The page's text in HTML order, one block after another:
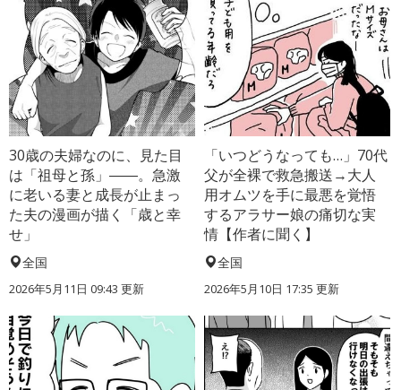
30歳の夫婦なのに、見た目
は「祖母と孫」――。急激
に老いる妻と成長が止まっ
た夫の漫画が描く「歳と幸
せ」
全国
2026年5月11日 09:43 更新
「いつどうなっても…」70代
父が全裸で救急搬送→大人
用オムツを手に最悪を覚悟
するアラサー娘の痛切な実
情【作者に聞く】
全国
2026年5月10日 17:35 更新